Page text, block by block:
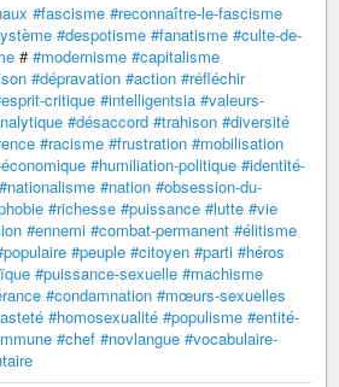
#fascisme #reconnaître-le-fascisme
#despotisme #fanatisme #culte-de-
# #modernisme #capitalisme
#dépravation #action #réfléchir
critique #intelligentsia #valeurs-
#désaccord #trahison #diversité
#racisme #frustration #mobilisation
#humiliation-politique #identité-
#nationalisme #nation #obsession-du-
#richesse #puissance #lutte #vie
#ennemi #combat-permanent #élitisme
#peuple #citoyen #parti #héros
#puissance-sexuelle #machisme
#condamnation #mœurs-sexuelles
#homosexualité #populisme #entité-
#chef #novlangue #vocabulaire-